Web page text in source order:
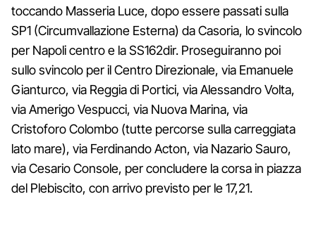
toccando Masseria Luce, dopo essere passati sulla
SP1 (Circumvallazione Esterna) da Casoria, lo svincolo
per Napoli centro e la SS162dir. Proseguiranno poi
sullo svincolo per il Centro Direzionale, via Emanuele
Gianturco, via Reggia di Portici, via Alessandro Volta,
via Amerigo Vespucci, via Nuova Marina, via
Cristoforo Colombo (tutte percorse sulla carreggiata
lato mare), via Ferdinando Acton, via Nazario Sauro,
via Cesario Console, per concludere la corsa in piazza
del Plebiscito, con arrivo previsto per le 17,21.